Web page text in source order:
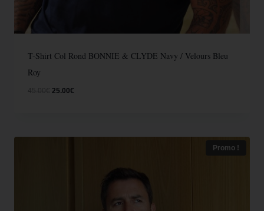
T-Shirt Col Rond BONNIE & CLYDE Navy / Velours Bleu
Roy
25.00€
Promo !